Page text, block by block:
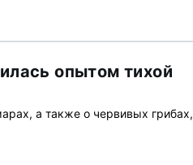
опытом тихой
а также о червивых грибах,